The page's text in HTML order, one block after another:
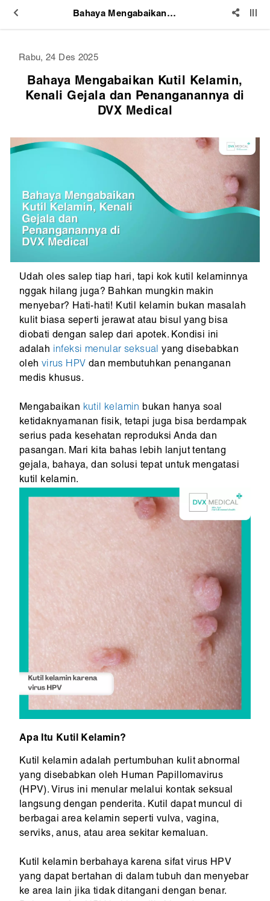
Bahaya Mengabaikan Kutil Kelamin, Kenali Gejala dan Penanganannya di DVX Medical
Rabu, 24 Des 2025
Bahaya Mengabaikan Kutil Kelamin,
Kenali Gejala dan Penanganannya di
DVX Medical
Udah oles salep tiap hari, tapi kok kutil kelaminnya
nggak hilang juga? Bahkan mungkin makin
menyebar? Hati-hati! Kutil kelamin bukan masalah
kulit biasa seperti jerawat atau bisul yang bisa
diobati dengan salep dari apotek. Kondisi ini
adalah infeksi menular seksual yang disebabkan
oleh virus HPV dan membutuhkan penanganan
medis khusus.
Mengabaikan kutil kelamin bukan hanya soal
ketidaknyamanan fisik, tetapi juga bisa berdampak
serius pada kesehatan reproduksi Anda dan
pasangan. Mari kita bahas lebih lanjut tentang
gejala, bahaya, dan solusi tepat untuk mengatasi
kutil kelamin.
Apa Itu Kutil Kelamin?
Kutil kelamin adalah pertumbuhan kulit abnormal
yang disebabkan oleh Human Papillomavirus
(HPV). Virus ini menular melalui kontak seksual
langsung dengan penderita. Kutil dapat muncul di
berbagai area kelamin seperti vulva, vagina,
serviks, anus, atau area sekitar kemaluan.
Kutil kelamin berbahaya karena sifat virus HPV
yang dapat bertahan di dalam tubuh dan menyebar
ke area lain jika tidak ditangani dengan benar.